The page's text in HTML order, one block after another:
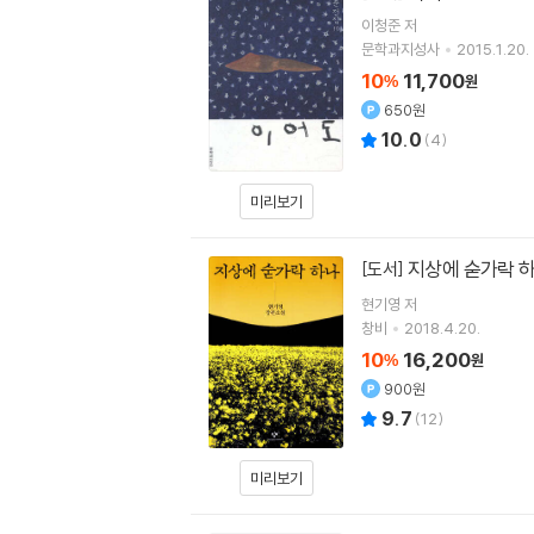
미리보기
이청준저
문학과지성사
2015.1.20.
10% 11,700원
650원
10.0 (4)
미리보기
[도서] 지상에 숟가락
현기영 저
창비
2018.4.20.
10% 16,200원
900원
9.7 (12)